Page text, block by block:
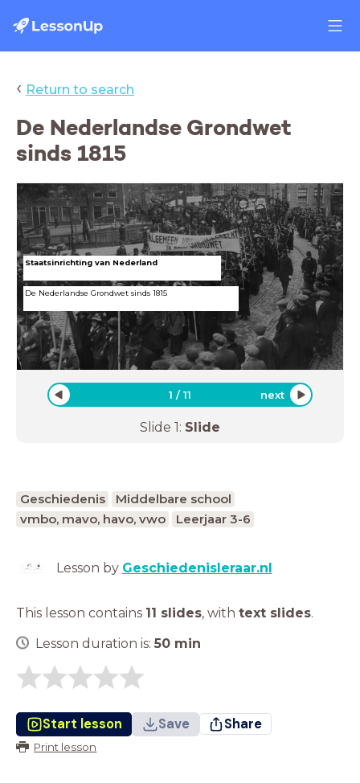
‹ Return to search
De Nederlandse Grondwet
sinds 1815
Staatsinrichting van Nederland
De Nederlandse Grondwet sinds 1815
1 /11 next
Slide 1: Slide
Geschiedenis
Middelbare school
vmbo, mavo, havo, vwo
Leerjaar 3-6
Lesson by Geschiedenisleraar.nl
This lesson contains 11 slides, with text slides.
Lesson duration is: 50 min
Start lesson Save Share
Print lesson